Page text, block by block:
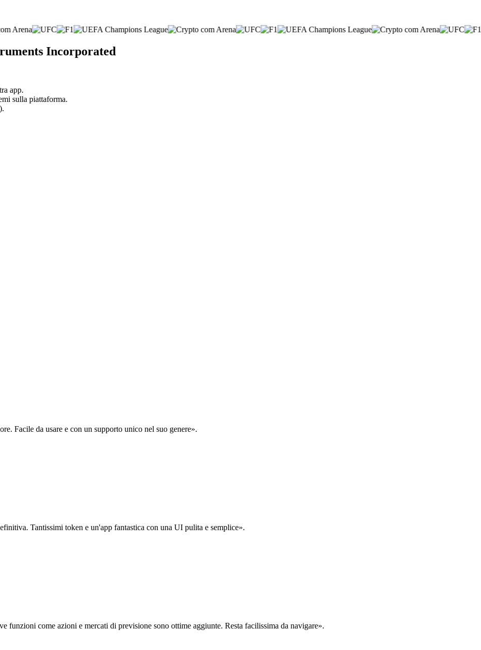
Incorporated
app.
sulla piattaforma.
Facile da usare e con un supporto unico nel suo genere».
Tantissimi token e un'app fantastica con una UI pulita e semplice».
funzioni come azioni e mercati di previsione sono ottime aggiunte. Resta facilissima da navigare».